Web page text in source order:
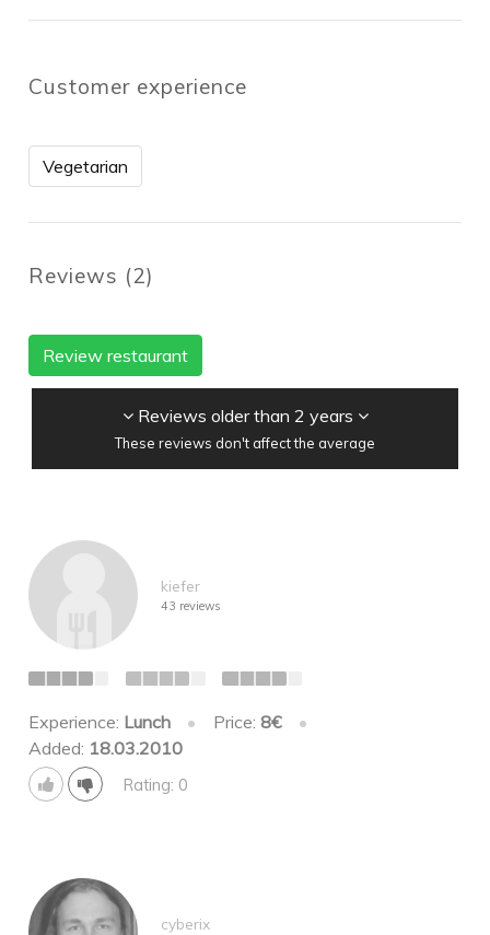
Customer experience
Vegetarian
Reviews (2)
Review restaurant
Reviews older than 2 years
These reviews don't affect the average
kiefer
43 reviews
Experience: Lunch • Price: 8€
•
Added: 18.03.2010
Rating: 0
cyberix